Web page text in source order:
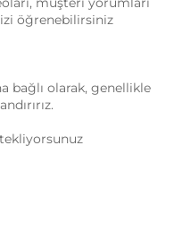
öğrenebilirsiniz
bağlı olarak, genellikle